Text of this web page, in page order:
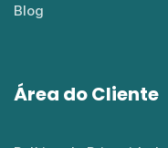
Blog
Área do Cliente